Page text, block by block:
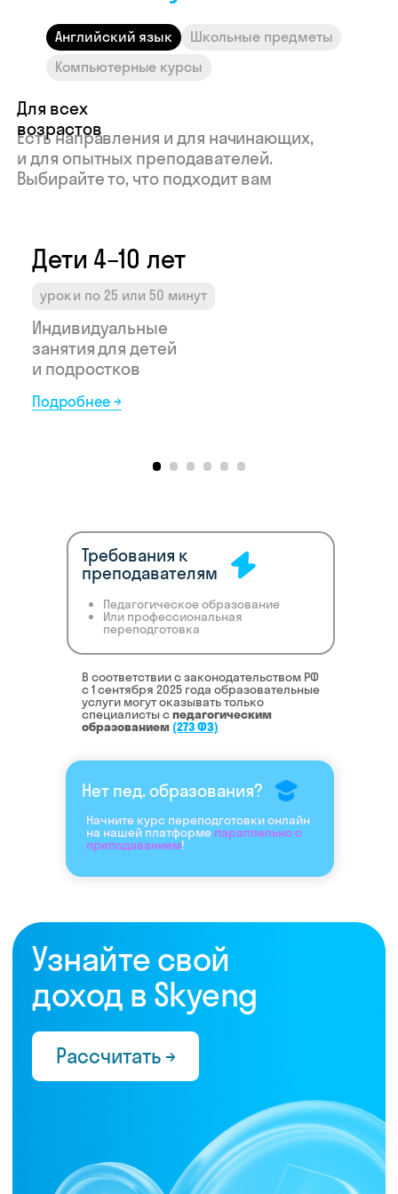
Английский язык
Школьные предметы
Компьютерные курсы
Индивидуальные
занятия для детей
и подростков
Педагогическое образование
Или профессиональная
переподготовка
В соответствии с законодательством РФ
c 1 сентября 2025 года образовательные
услуги могут оказывать только
специалисты спедагогическим
образованием (273 ФЗ)
Начните курс переподготовки онлайн
на нашей платформе параллельно с
преподаванием!
Требования к
преподавателям
Нет пед. образования?
доход в Skyeng
Рассчитать →
Нас выбрали 10 000+
которые ценят:
Время
Готовые планы и материалы, онлайн-
платформа с автопроверкой заданий,
поддержка 24/7 и никакой бюрократии
Деньги
штрафов и переработок, скрытых условий
Уважение к преподавателю и его